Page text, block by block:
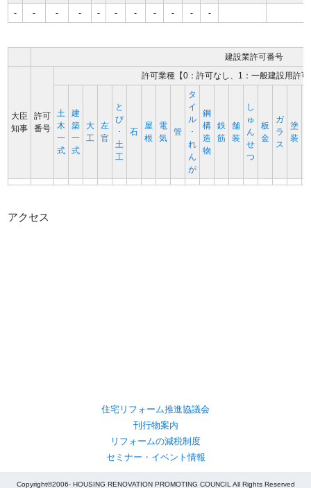
- - - - - - - - - - -
建設業許可番号
大臣
知事
許可
番号
許可業種【0：許可なし、1：一般建設用許
土
木
一
式
建
築
一
式
大
工
左
官
と
び
･
土
工
石
屋
根
電
気
管
タ
イ
ル
･
れ
ん
が
鋼
構
造
物
鉄
筋
舗
装
し
ゅ
ん
せ
つ
板
金
ガ
ラ
ス
塗
装
アクセス
住宅リフォーム推進協議会
刊行物案内
リフォームの減税制度
セミナー・イベント情報
Copyright©2006- HOUSING RENOVATION PROMOTING COUNCIL All Rights Reserved